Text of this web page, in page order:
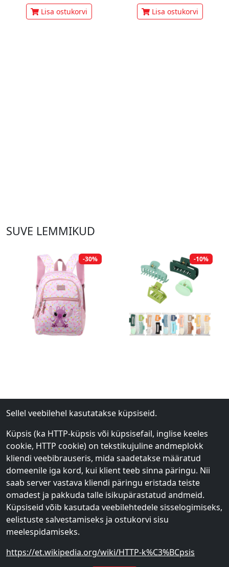
Lisa ostukorvi Lisa ostukorvi
SUVE LEMMIKUD
-30% -10%
Sellel veebilehel kasutatakse küpsiseid.
Küpsis (ka HTTP-küpsis või küpsisefail, inglise keeles
cookie, HTTP cookie) on tekstikujuline andmeplokk
kliendi veebibrauseris, mida saadetakse määratud
domeenile iga kord, kui klient teeb sinna päringu. Nii
saab server vastava kliendi päringu eristada teiste
omadest ja pakkuda talle isikupärastatud andmeid.
Küpsiseid võib kasutada veebilehtedele sisselogimiseks,
eelistuste salvestamiseks ja ostukorvi sisu
meelespidamiseks.
https://et.wikipedia.org/wiki/HTTP-k%C3%BCpsis